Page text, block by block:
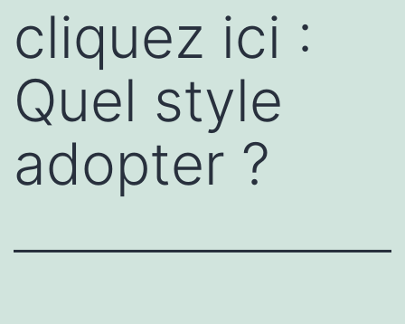
cliquez ici :
Quel style
adopter ?